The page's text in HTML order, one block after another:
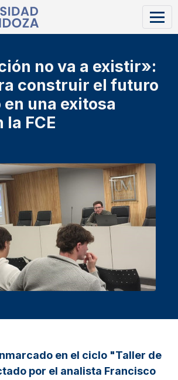
no va a existir»:
construir el futuro
una exitosa
la FCE
en el ciclo "Taller de
por el analista Francisco